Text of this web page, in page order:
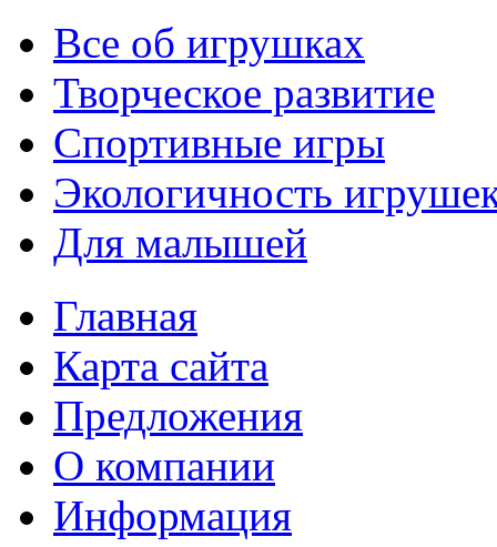
Все об игрушках
Творческое развитие
Спортивные игры
Экологичность
Для малышей
Главная
Карта сайта
Предложения
О компании
Информация